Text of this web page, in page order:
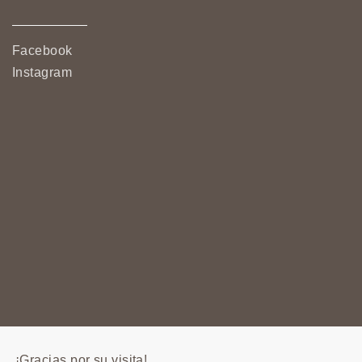
Facebook
Instagram